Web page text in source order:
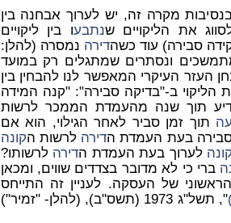
מקרה זה, יש לערוך אבחנה בין
את הליקויים שנתבעו בין ליקויים
סבירה) עוד כשהדירה נמסרה (להלן:
מתמשכים ונסתרים שמתגלים רק במועד
העזר העיקרי המאפשר לנו להבחין בין
הליקוי ב-"בדיקה סבירה": "קנה המידה
תוך שנה מהעמדת הממכר לרשות
תוך זמן סביר לאחר הגילוי, הוא אם
בעת העמדת הדירה לרשות הקונה
קונה לערוך בעת העמדת הדירה לרשותו?
ברי כי לא מדובר בצדדים שווים, ומכאן
של העסקה. לעניין זה התייחס
", תשל"ג 1973 (תשס"ב), (להלן- "זמיר")